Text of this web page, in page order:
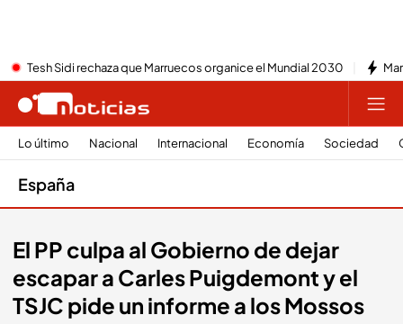
Tesh Sidi rechaza que Marruecos organice el Mundial 2030
Lo último Nacional Internacional Economía Sociedad
España
El PP culpa al Gobierno de dejar
escapar a Carles Puigdemont y el
TSJC pide un informe a los Mossos